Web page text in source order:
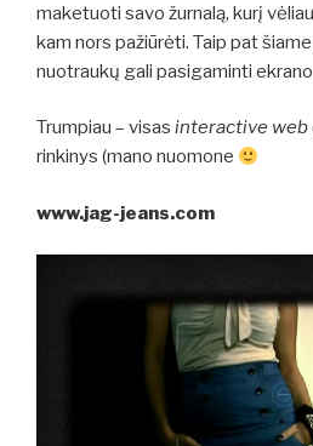
maketuoti savo žurnalą, kurį
kam nors pažiūrėti. Taip pat
nuotraukų gali pasigaminti
Trumpiau – visas interactive web
rinkinys (mano nuomone
www.jag-jeans.com